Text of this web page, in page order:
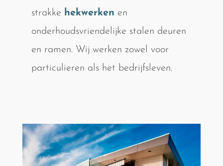
strakke hekwerken en
onderhoudsvriendelijke stalen deuren
en ramen. Wij werken zowel voor
particulieren als het bedrijfsleven.